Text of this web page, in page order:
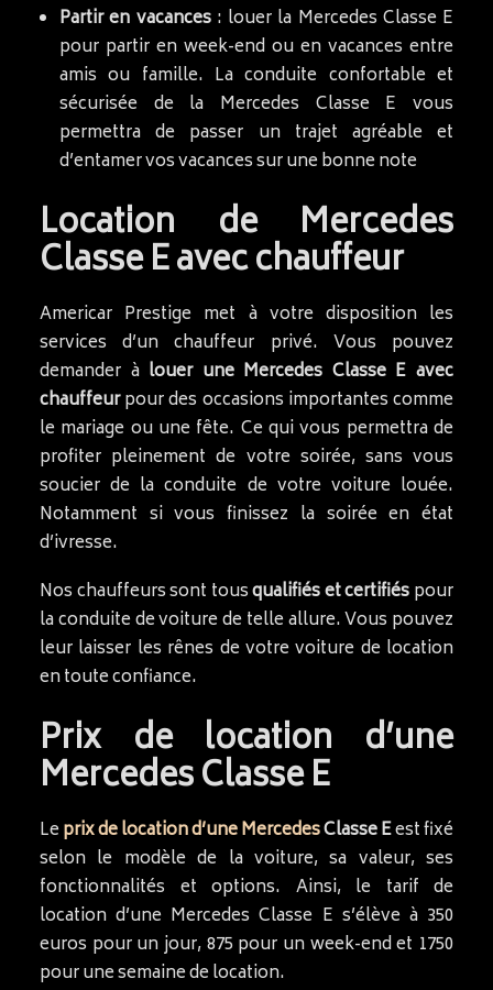
Partir en vacances: louer la Mercedes Classe E
pour partir en week-end ou en vacances entre
amis ou famille. La conduite confortable et
sécurisée de la Mercedes Classe E vous
permettra de passer un trajet agréable et
d’entamer vos vacances sur une bonne note
Location de Mercedes
Classe E avec chauffeur
Americar Prestige met à votre disposition les
services d’un chauffeur privé. Vous pouvez
demander à louer une Mercedes Classe E avec
chauffeurpour des occasions importantes comme
le mariage ou une fête. Ce qui vous permettra de
profiter pleinement de votre soirée, sans vous
soucier de la conduite de votre voiture louée.
Notamment si vous finissez la soirée en état
d’ivresse.
Nos chauffeurs sont tousqualifiés et certifiéspour
la conduite de voiture de telle allure. Vous pouvez
leur laisser les rênes de votre voiture de location
en toute confiance.
Prix de location d’une
Mercedes Classe E
Leprix de location d’une MercedesClasse Eest fixé
selon le modèle de la voiture, sa valeur, ses
fonctionnalités et options. Ainsi, le tarif de
location d’une Mercedes Classe E s’élève à 350
euros pour un jour, 875 pour un week-end et 1750
pour une semaine de location.